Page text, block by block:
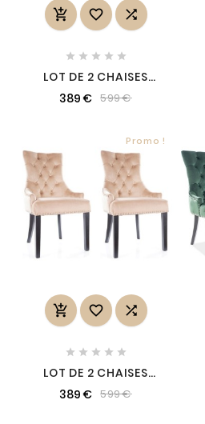
  
    
LOT DE 2 CHAISES
DE QUALITÉ, COULEUR
389 € 599 €
Promo !
  
    
LOT DE 2 CHAISES
DE QUALITÉ, COULEUR
389 € 599 €